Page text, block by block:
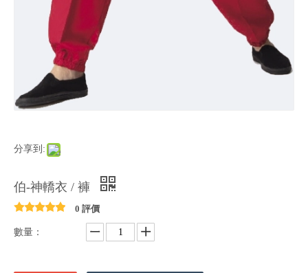
分享到:
伯-神轎衣 / 褲
0 評價
數量：